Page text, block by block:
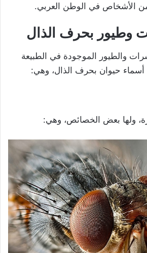
من الأشخاص في الوطن العربي.
وطيور بحرف الذال
والطيور الموجودة في الطبيعة
أسماء حيوان بحرف الذال، وهي:
ولها بعض الخصائص، وهي: